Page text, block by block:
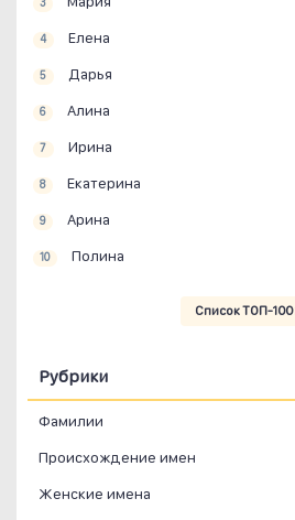
3
4 Елена
5 Дарья
6 Алина
7 Ирина
8 Екатерина
9 Арина
10 Полина
Список ТОП-100
Рубрики
Фамилии
Происхождение имен
Женские имена